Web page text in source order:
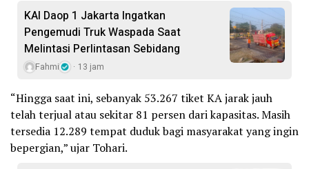
KAI Daop 1 Jakarta Ingatkan
Pengemudi Truk Waspada Saat
Melintasi Perlintasan Sebidang
Fahmi 13 jam
“Hingga saat ini, sebanyak 53.267 tiket KA jarak jauh
telah terjual atau sekitar 81 persen dari kapasitas. Masih
tersedia 12.289 tempat duduk bagi masyarakat yang ingin
bepergian,” ujar Tohari.